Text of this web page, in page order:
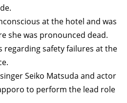
at the hotel and was
she was pronounced dead.
regarding safety failures at the
Seiko Matsuda and actor
to perform the lead role